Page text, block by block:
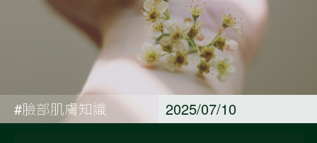
#臉部肌膚知識 2025/07/10